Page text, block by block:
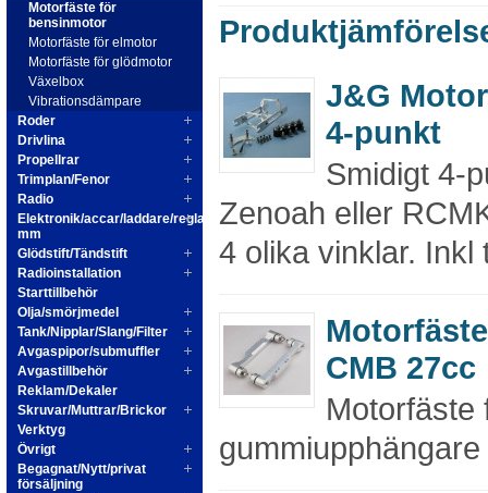
Motorfäste för
bensinmotor
Motorfäste för elmotor
Motorfäste för glödmotor
Växelbox
Vibrationsdämpare
Roder
Drivlina
Propellrar
Trimplan/Fenor
Radio
Elektronik/accar/laddare/reglage
mm
Glödstift/Tändstift
Radioinstallation
Starttillbehör
Olja/smörjmedel
Tank/Nipplar/Slang/Filter
Avgaspipor/submuffler
Avgastillbehör
Reklam/Dekaler
Skruvar/Muttrar/Brickor
Verktyg
Övrigt
Begagnat/Nytt/privat
försäljning
J&G
4-punkt
Smidigt 4-
Zenoah eller
4 olika vinklar. Inkl
CMB 27cc
Motorfäste